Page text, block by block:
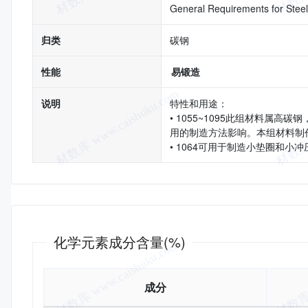
General Requirements for
归类 碳钢
性能 易锻造
说明
特性和用途：
• 1055~1095此组材料属高碳
用的制造方法影响。本组材料
• 1064可用于制造小垫圈和小冲
化学成分化学元素成分含量(%)
成分